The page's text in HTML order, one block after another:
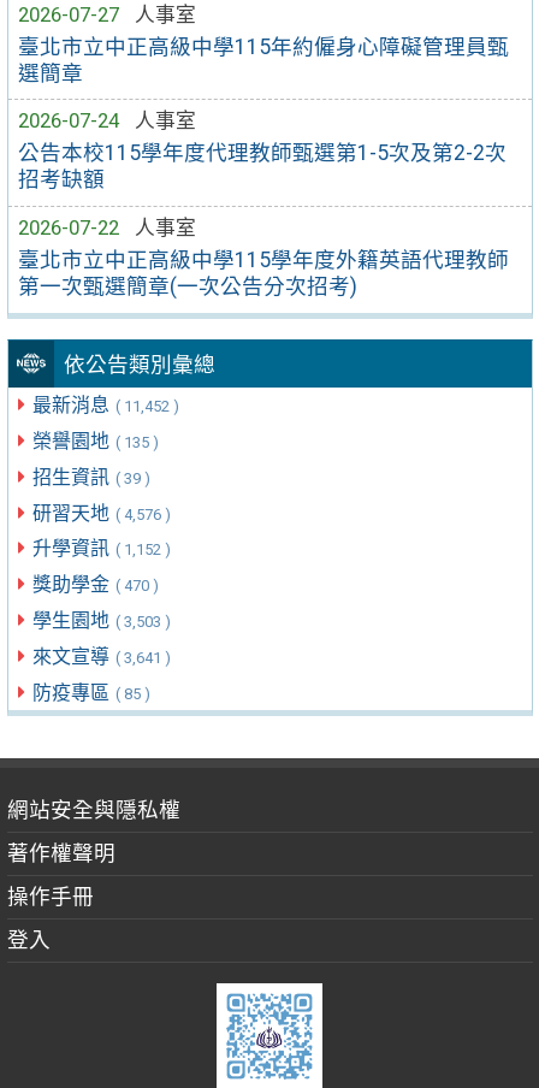
2026-07-27
人事室
臺北市立中正高級中學115年約僱身心障礙管理員甄
選簡章
2026-07-24
人事室
公告本校115學年度代理教師甄選第1-5次及第2-2次
招考缺額
2026-07-22
人事室
臺北市立中正高級中學115學年度外籍英語代理教師
第一次甄選簡章(一次公告分次招考)
依公告類別彙總
最新消息 ( 11,452 )
榮譽園地 ( 135 )
招生資訊 ( 39 )
研習天地 ( 4,576 )
升學資訊 ( 1,152 )
獎助學金 ( 470 )
學生園地 ( 3,503 )
來文宣導 ( 3,641 )
防疫專區 ( 85 )
網站安全與隱私權
著作權聲明
操作手冊
登入